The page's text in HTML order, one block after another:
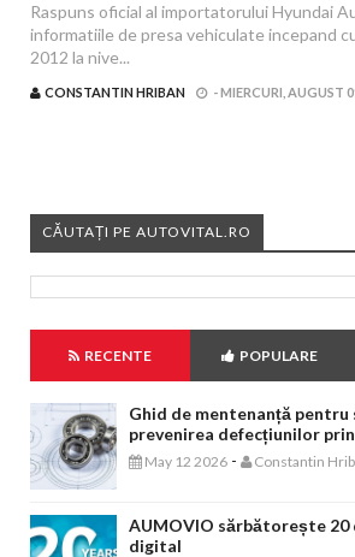
(productie 2007-2009) si Sonata
Raspuns oficial al importatorului Hyundai
informatiile de presa vehiculate incepand
2012 la nive...
CONSTANTIN HRIBAN -MIERCURI, AUGUST
CĂUTAȚI PE AUTOVITAL.RO
RECENTE POPULARE
Ghid de mentenanță pentru
prevenirea defecțiunilor
May 12 2026 - Constantin
AUMOVIO sărbătorește 20
digital